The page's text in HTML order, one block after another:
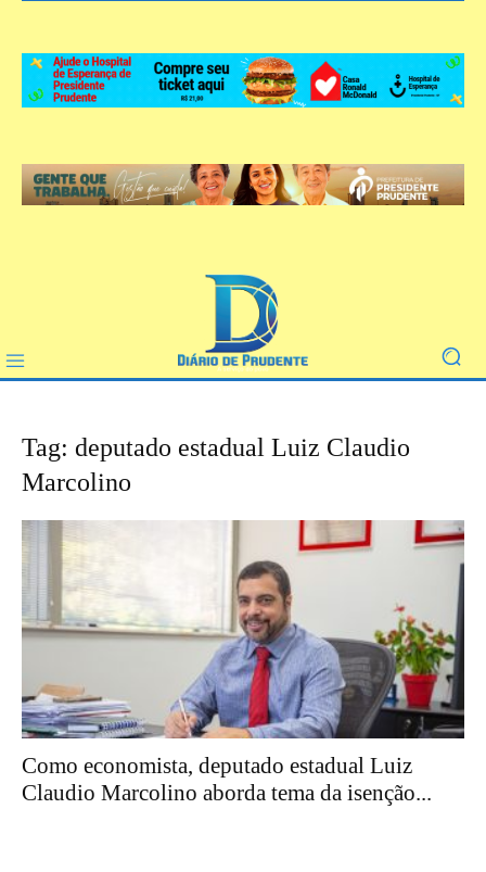
Tag: deputado estadual Luiz Claudio
Marcolino
Como economista, deputado estadual Luiz
Claudio Marcolino aborda tema da isenção...